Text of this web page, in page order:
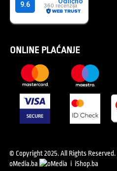
ONLINE PLAĆANJE
© Copyright 2025. All Rights Reserved.
oMedia.ba
i iShop.ba